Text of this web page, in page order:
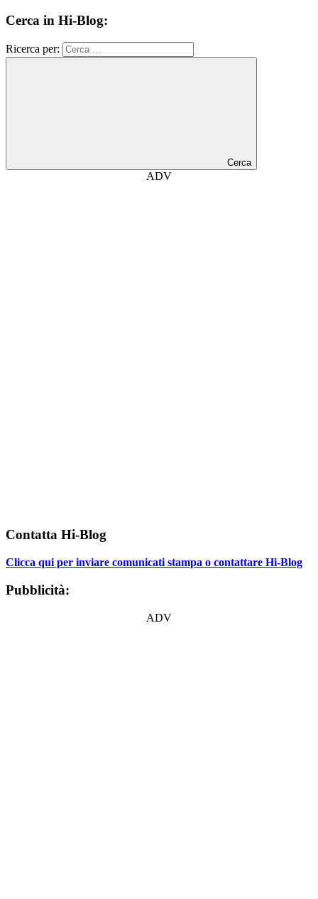
Cerca in Hi-Blog:
Ricerca per:
Cerca
ADV
Contatta Hi-Blog
Clicca qui per inviare comunicati stampa o contattare Hi-Blog
Pubblicità:
ADV